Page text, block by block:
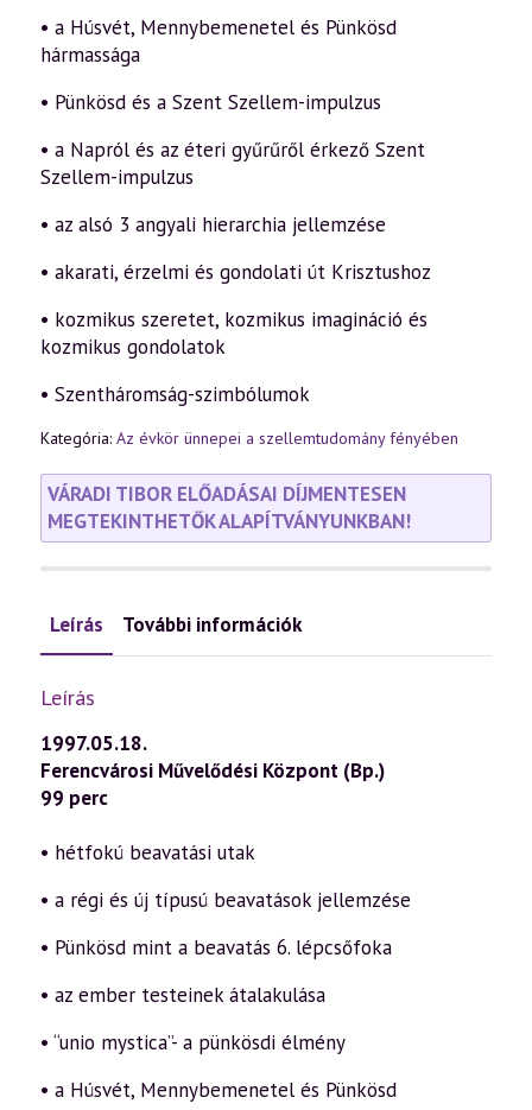
• a Húsvét, Mennybemenetel és Pünkösd
hármassága
• Pünkösd és a Szent Szellem-impulzus
• a Napról és az éteri gyűrűről érkező Szent
Szellem-impulzus
• az alsó 3 angyali hierarchia jellemzése
• akarati, érzelmi és gondolati út Krisztushoz
• kozmikus szeretet, kozmikus imagináció és
kozmikus gondolatok
• Szentháromság-szimbólumok
Kategória: Az évkör ünnepei a szellemtudomány fényében
VÁRADI TIBOR ELŐADÁSAI DÍJMENTESEN
MEGTEKINTHETŐK ALAPÍTVÁNYUNKBAN!
Leírás További információk
Leírás
1997.05.18.
Ferencvárosi Művelődési Központ (Bp.)
99 perc
• hétfokú beavatási utak
• a régi és új típusú beavatások jellemzése
• Pünkösd mint a beavatás 6. lépcsőfoka
• az ember testeinek átalakulása
• “unio mystica”- a pünkösdi élmény
• a Húsvét, Mennybemenetel és Pünkösd